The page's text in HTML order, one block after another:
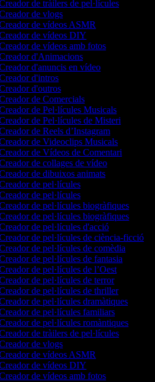
de tràilers de pel·lícules
de vlogs
de vídeos ASMR
de vídeos DIY
de vídeos amb fotos
d'Animacions
d'anuncis en vídeo
d'intros
d'outros
de Comercials
de Pel·lícules Musicals
de Pel·lícules de Misteri
de Reels d’Instagram
de Videoclips Musicals
de Vídeos de Comentari
de collages de vídeo
de dibuixos animats
de pel·lícules
de pel·lícules
de pel·lícules biogràfiques
de pel·lícules biogràfiques
de pel·lícules d'acció
de pel·lícules de ciència-ficció
de pel·lícules de comèdia
de pel·lícules de fantasia
de pel·lícules de l’Oest
de pel·lícules de terror
de pel·lícules de thriller
de pel·lícules dramàtiques
de pel·lícules familiars
de pel·lícules romàntiques
de tràilers de pel·lícules
de vlogs
de vídeos ASMR
de vídeos DIY
de vídeos amb fotos